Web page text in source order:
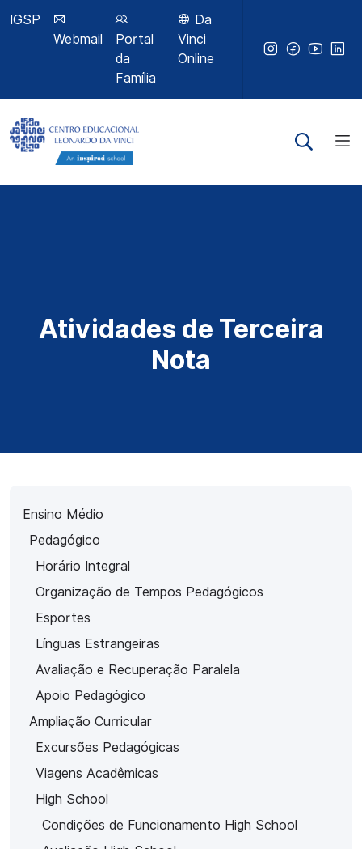
IGSP
Webmail
Portal
da
Família
Da
Vinci
Online
Atividades de Terceira
Nota
Ensino Médio
Pedagógico
Horário Integral
Organização de Tempos Pedagógicos
Esportes
Línguas Estrangeiras
Avaliação e Recuperação Paralela
Apoio Pedagógico
Ampliação Curricular
Excursões Pedagógicas
Viagens Acadêmicas
High School
Condições de Funcionamento High School